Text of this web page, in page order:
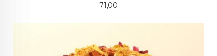
Pris
71,00